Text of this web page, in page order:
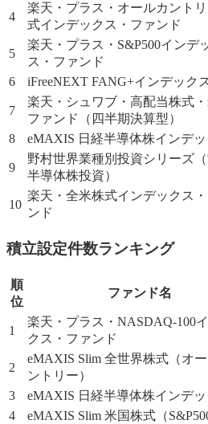
4
楽天・プラス・オールカント
式インデックス・ファンド
5
楽天・プラス・S&P500インデ
ス・ファンド
6 iFreeNEXT FANG+インデック
7
楽天・シュワブ・高配当株式・
ファンド（四半期決算型）
8 eMAXIS 日経半導体株インデッ
9
野村世界業種別投資シリーズ
半導体株投資）
10
楽天・全米株式インデックス
ンド
積立設定件数ランキング
順
位
ファンド名
1
楽天・プラス・NASDAQ-100
クス・ファンド
2
eMAXIS Slim 全世界株式（オ
ントリー）
3 eMAXIS 日経半導体株インデッ
4
eMAXIS Slim 米国株式（